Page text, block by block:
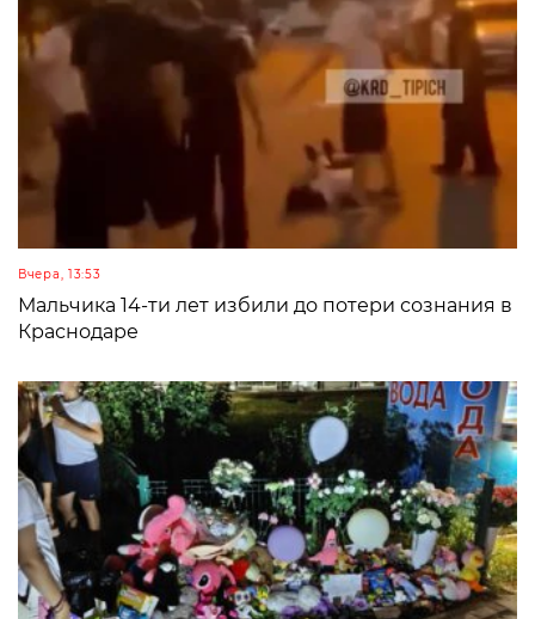
Вчера, 13:53
Мальчика 14-ти лет избили до потери сознания в
Краснодаре